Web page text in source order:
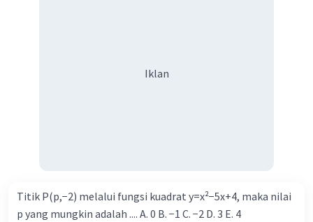
Iklan
Titik P(p,−2) melalui fungsi kuadrat y=x²−5x+4, maka nilai
p yang mungkin adalah .... A. 0 B. −1 C. −2 D. 3 E. 4